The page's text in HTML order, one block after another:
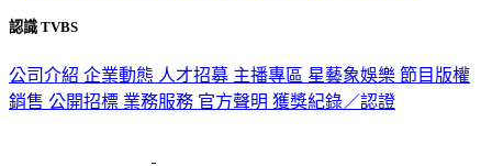
認識 TVBS
公司介紹 企業動態 人才招募 主播專區 星藝象娛樂 節目版權
銷售 公開招標 業務服務 官方聲明 獲獎紀錄／認證